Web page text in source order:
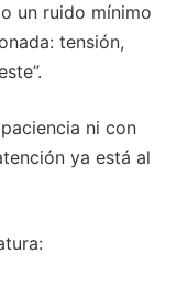
un ruido mínimo
tensión,
ni con
ya está al